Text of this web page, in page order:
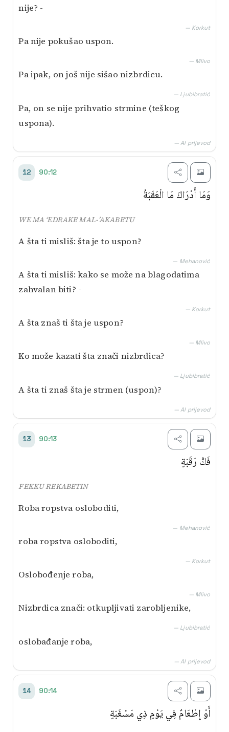
nije? -
— Korkut
Pa nije pokušao uspon.
— Mlivo
Pa ipak, on još nije sišao nizbrdicu.
— Ljubibratić
Pa, on se nije prihvatio strmine (teškog
uspona).
— AI prijevod
12 90:12
وَمَا أَدْرَاكَ مَا الْعَقَبَةُ
WE MA ‘EDRAKE MAL-’AKABETU
A šta ti misliš: šta je to uspon?
— Mehanović
A šta ti misliš: kako se može na blagodatima
zahvalan biti? -
— Korkut
A šta znaš ti šta je uspon?
— Mlivo
Ko može kazati šta znači nizbrdica?
— Ljubibratić
A šta ti znaš šta je strmen (uspon)?
— AI prijevod
13 90:13
فَكُّ رَقَبَةٍ
FEKKU REKABETIN
Roba ropstva osloboditi,
— Mehanović
roba ropstva osloboditi,
— Korkut
Oslobođenje roba,
— Mlivo
Nizbrdica znači: otkupljivati zarobljenike,
— Ljubibratić
oslobađanje roba,
— AI prijevod
14 90:14
أَوْ إِطْعَامٌ فِي يَوْمٍ ذِي مَسْغَبَةٍ